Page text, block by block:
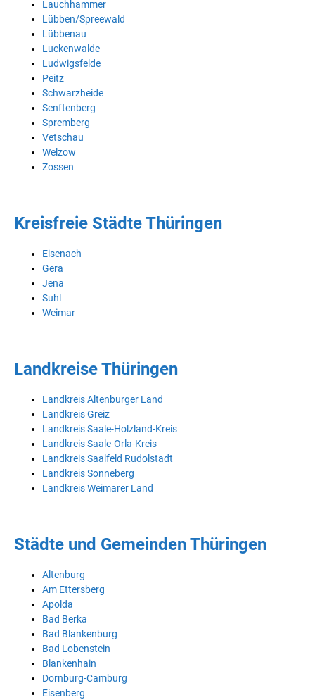
Lauchhammer
Lübben/Spreewald
Lübbenau
Luckenwalde
Ludwigsfelde
Peitz
Schwarzheide
Senftenberg
Spremberg
Vetschau
Welzow
Zossen
Kreisfreie Städte Thüringen
Eisenach
Gera
Jena
Suhl
Weimar
Landkreise Thüringen
Landkreis Altenburger Land
Landkreis Greiz
Landkreis Saale-Holzland-Kreis
Landkreis Saale-Orla-Kreis
Landkreis Saalfeld Rudolstadt
Landkreis Sonneberg
Landkreis Weimarer Land
Städte und Gemeinden Thüringen
Altenburg
Am Ettersberg
Apolda
Bad Berka
Bad Blankenburg
Bad Lobenstein
Blankenhain
Dornburg-Camburg
Eisenberg